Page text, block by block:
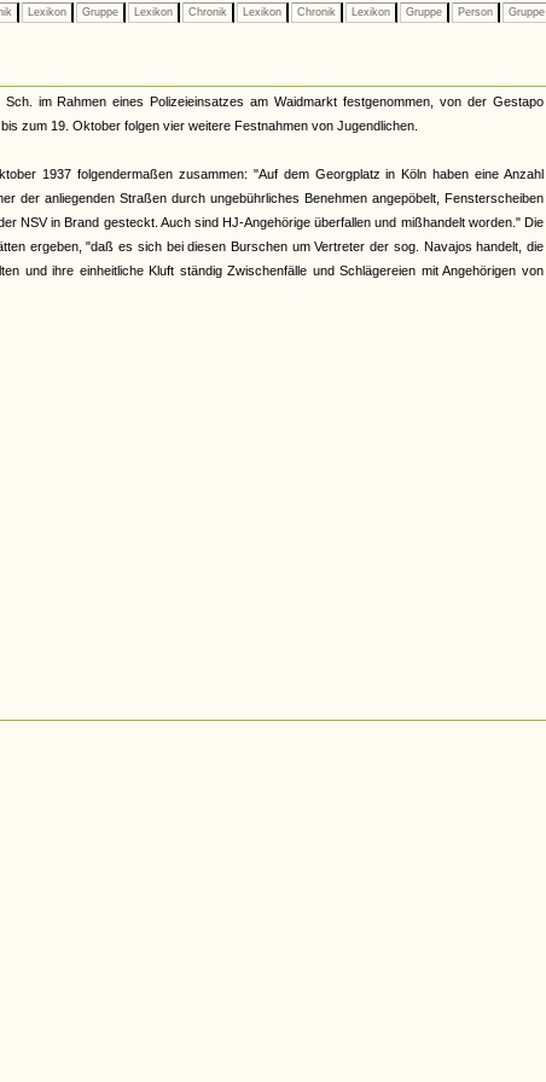
Lexikon Gruppe Lexikon Chronik Lexikon Chronik Lexikon Gruppe Person Gruppe
im Rahmen eines Polizeieinsatzes am Waidmarkt festgenommen, von der Gestapo
zum 19. Oktober folgen vier weitere Festnahmen von Jugendlichen.
1937 folgendermaßen zusammen: "Auf dem Georgplatz in Köln haben eine Anzahl
der anliegenden Straßen durch ungebührliches Benehmen angepöbelt, Fensterscheiben
NSV in Brand gesteckt. Auch sind HJ-Angehörige überfallen und mißhandelt worden." Die
ergeben, "daß es sich bei diesen Burschen um Vertreter der sog. Navajos handelt, die
und ihre einheitliche Kluft ständig Zwischenfälle und Schlägereien mit Angehörigen von